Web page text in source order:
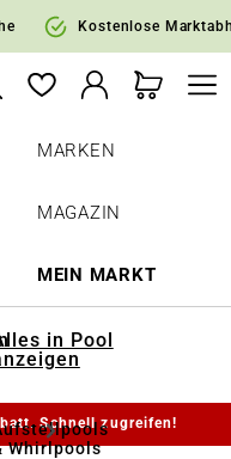
springenKostenlose
MARKEN
MAGAZIN
MEIN MARKT
in Pool
Whirlpools
Schnell zugreifen!